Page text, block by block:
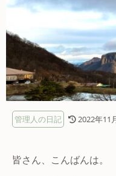
管理人の日記 2022年11
皆さん、こんばんは。